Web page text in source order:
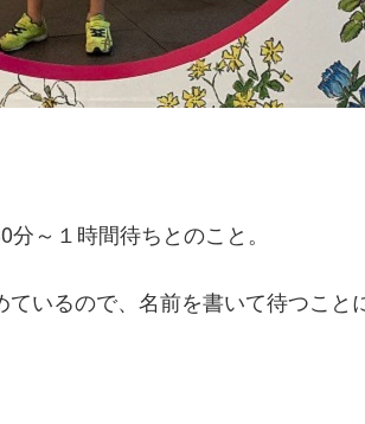
～１時間待ちとのこと。
いるので、名前を書いて待つこと